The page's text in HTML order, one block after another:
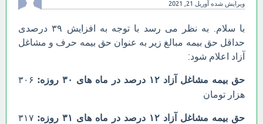
ویرایش شده آوریل 21, 2021
با سلام. به نظر می رسد با توجه به افزایش ۳۹ درصدی
حداقل حق بیمه مبالغ زیر به عنوان حق بیمه حرف و مشاغل
آزاد اعلام شود:
حق بیمه مشاغل آزاد ۱۲ درصد در ماه های ۳۰ روزه:
۳۰۶
هزار تومان
حق بیمه مشاغل آزاد ۱۲ درصد در ماه های ۳۱ روزه:
۳۱۷